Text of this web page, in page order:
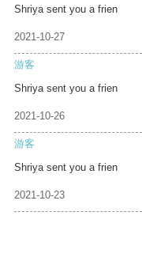
Shriya sent you a frien
2021-10-27
游客
Shriya sent you a frien
2021-10-26
游客
Shriya sent you a frien
2021-10-23